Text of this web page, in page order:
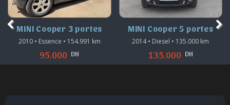
MINI Cooper 3 portes
2010 • Essence • 154.991 km
95.000 DH
MINI Cooper 5 portes
2014 • Diesel • 135.000 km
135.000 DH